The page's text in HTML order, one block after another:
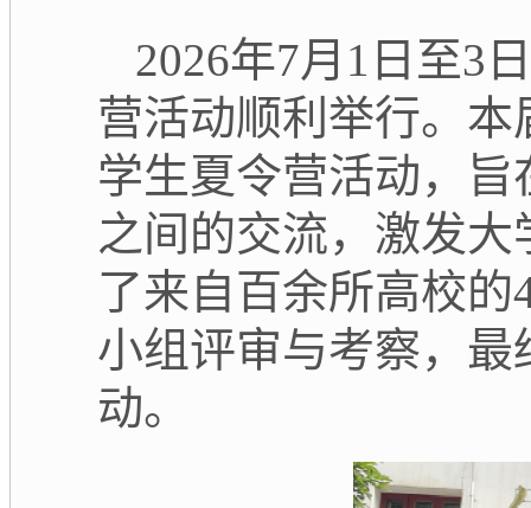
2026年7月1日至3
营活动顺利举行。
学生夏令营活动，
之间的交流，激发
了来自百余所高校的
小组评审与考察，最
动。